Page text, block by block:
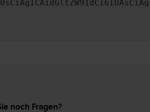
noch Fragen?